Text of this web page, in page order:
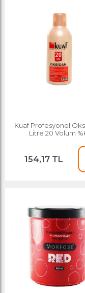
Kuaf Profesyonel
Litre 20 Volüm
154,17 TL